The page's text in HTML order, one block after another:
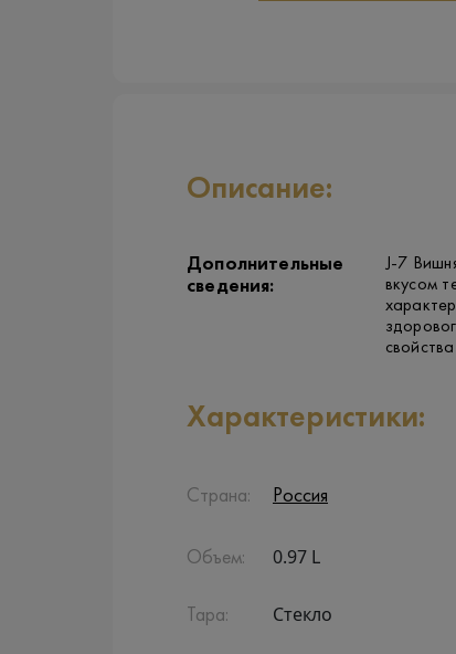
Описание:
Дополнительные
сведения:
J-7
вкусом
Характеристики:
Страна: Россия
Объем: 0.97 L
Тара: Стекло